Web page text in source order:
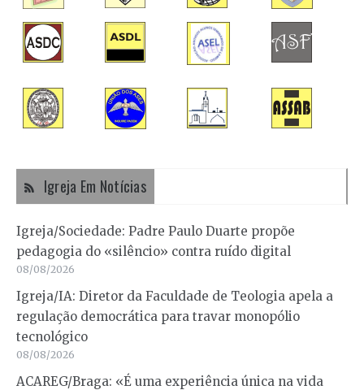
Igreja Em Notícias
Igreja/Sociedade: Padre Paulo Duarte propõe
pedagogia do «silêncio» contra ruído digital
08/08/2026
Igreja/IA: Diretor da Faculdade de Teologia apela a
regulação democrática para travar monopólio
tecnológico
08/08/2026
ACAREG/Braga: «É uma experiência única na vida